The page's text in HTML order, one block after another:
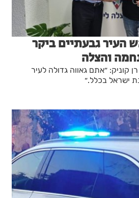
העיר גבעתיים ביקר
והצלה
קוניק: ״אתם גאווה גדולה לעיר
ישראל בכלל.״